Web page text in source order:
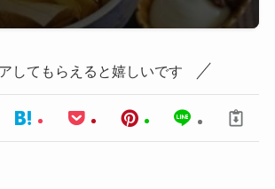
してもらえると嬉しいです